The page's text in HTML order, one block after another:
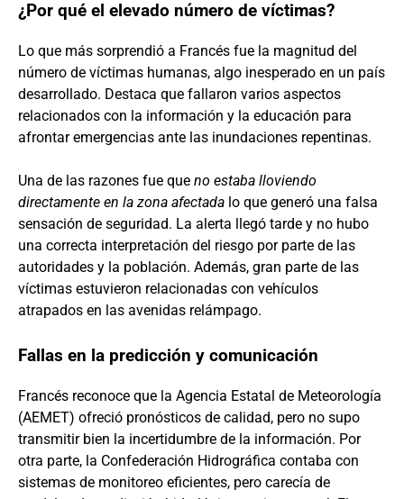
¿Por qué el elevado número de víctimas?
Lo que más sorprendió a Francés fue la magnitud del
número de víctimas humanas, algo inesperado en un país
desarrollado. Destaca que fallaron varios aspectos
relacionados con la información y la educación para
afrontar emergencias ante las inundaciones repentinas.
Una de las razones fue que no estaba lloviendo
directamente en la zona afectada lo que generó una falsa
sensación de seguridad. La alerta llegó tarde y no hubo
una correcta interpretación del riesgo por parte de las
autoridades y la población. Además, gran parte de las
víctimas estuvieron relacionadas con vehículos
atrapados en las avenidas relámpago.
Fallas en la predicción y comunicación
Francés reconoce que la Agencia Estatal de Meteorología
(AEMET) ofreció pronósticos de calidad, pero no supo
transmitir bien la incertidumbre de la información. Por
otra parte, la Confederación Hidrográfica contaba con
sistemas de monitoreo eficientes, pero carecía de